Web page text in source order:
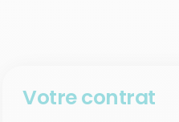
Votre contrat